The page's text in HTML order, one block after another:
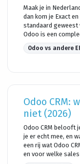
Maak je in
dan kom je Exact
standaard geweest
Odoo is een
Odoo vs andere
Odoo CRM:
niet (2026)
Odoo CRM belooft
je er echt mee, en
een rij wat Odoo
en voor welke